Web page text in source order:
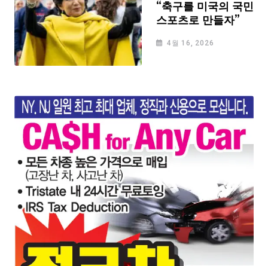
“축구를 미국의 국민
스포츠로 만들자”
4월 16, 2026